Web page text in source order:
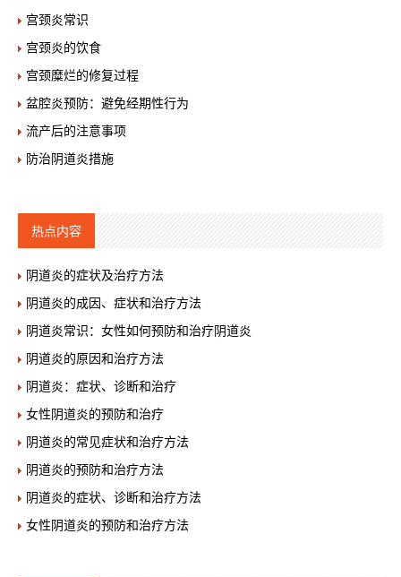
宫颈炎常识
宫颈炎的饮食
宫颈糜烂的修复过程
盆腔炎预防：避免经期性行为
流产后的注意事项
防治阴道炎措施
热点内容
阴道炎的症状及治疗方法
阴道炎的成因、症状和治疗方法
阴道炎常识：女性如何预防和治疗阴道炎
阴道炎的原因和治疗方法
阴道炎：症状、诊断和治疗
女性阴道炎的预防和治疗
阴道炎的常见症状和治疗方法
阴道炎的预防和治疗方法
阴道炎的症状、诊断和治疗方法
女性阴道炎的预防和治疗方法